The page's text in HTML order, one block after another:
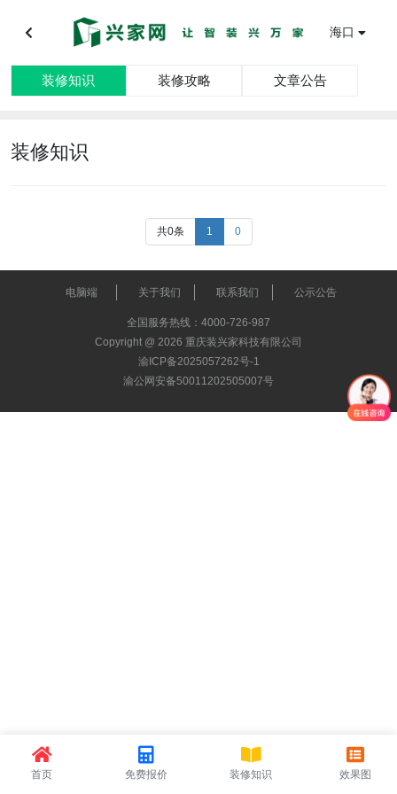
海口
装修知识 装修攻略 文章公告
装修知识
共0条 1 0
电脑端 关于我们 联系我们 公示公告
全国服务热线：4000-726-987
Copyright @ 2026 重庆装兴家科技有限公司
渝ICP备2025057262号-1
渝公网安备50011202505007号
首页 免费报价 装修知识 效果图